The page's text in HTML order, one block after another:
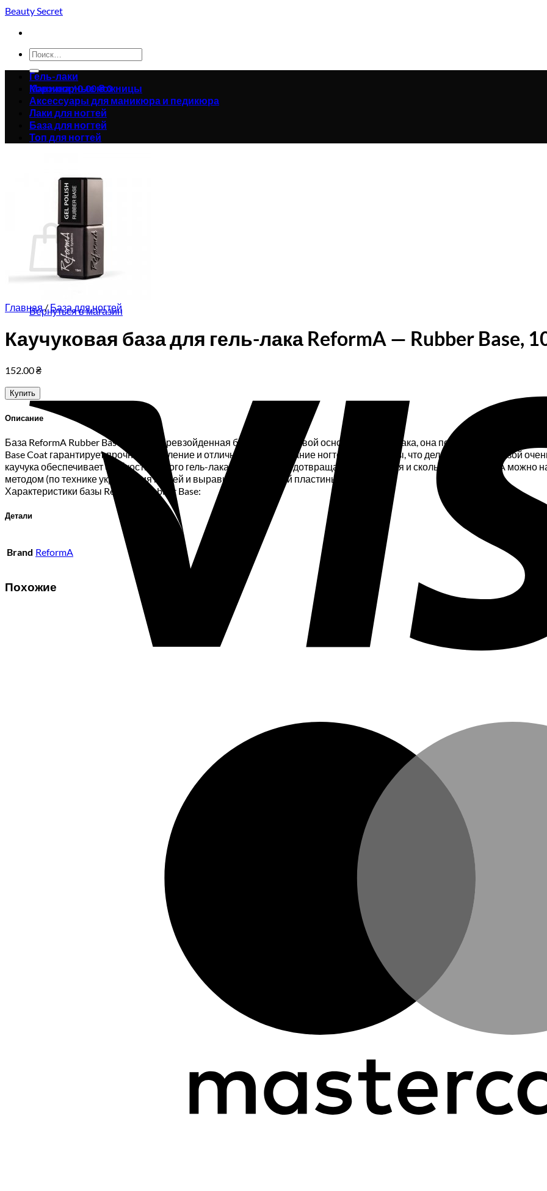
Skip
content
Beauty Secret
Искать:
Корзина /0.00₴0
Вернуться в магазин
Корзина
Вернуться в магазин
Гель-лаки
Маникюрные ножницы
Аксессуары для маникюра и педикюра
Лаки для ногтей
База для ногтей
Топ для ногтей
Главная/ База для ногтей
Каучуковая база для гель-лака ReformA — Rubber Base,
152.00₴
Купить
Описание
База ReformA Rubber Base — это непревзойденная база на каучуковой основе для гель-лака, она полонить сердце как
Base Coat гарантирует прочное сцепление и отличное выравнивание ногтевой пластины, что делает работу с базой
каучука обеспечивает стойкость любого гель-лака до 21 дня, предотвращая отслаивания и сколы. Базу ReformA можно
методом (по технике укрепления ногтей и выравнивая ногтевой пластины).
Характеристики базы ReformA Rubber Base:
Детали
Brand ReformA
Похожие